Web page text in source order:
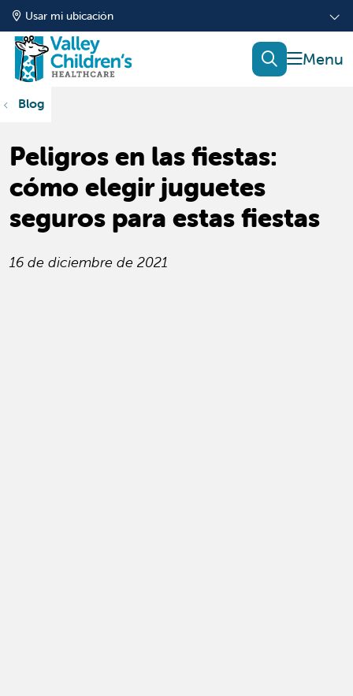
Usar mi ubicación
mostrar
buscar
Blog
Peligros en las fiestas:
cómo elegir juguetes
seguros para estas fiestas
16 de diciembre de 2021